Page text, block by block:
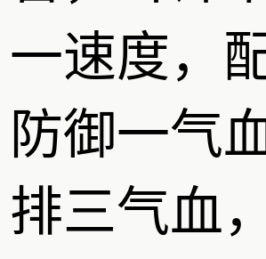
一速度，
防御一气
排三气血